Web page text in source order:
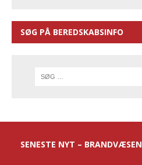
SØG PÅ BEREDSKABSINFO
SENESTE NYT – BRANDVÆSEN